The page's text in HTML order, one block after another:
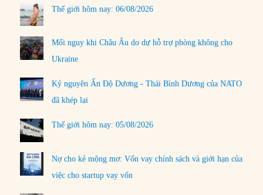
Thế giới hôm nay: 06/08/2026
Mối nguy khi Châu Âu do dự hỗ trợ phòng không cho
Ukraine
Kỷ nguyên Ấn Độ Dương - Thái Bình Dương của NATO
đã khép lại
Thế giới hôm nay: 05/08/2026
Nợ cho kẻ mộng mơ: Vốn vay chính sách và giới hạn của
việc cho startup vay vốn